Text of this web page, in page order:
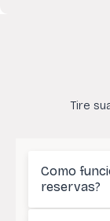
Tire
Como
reservas?